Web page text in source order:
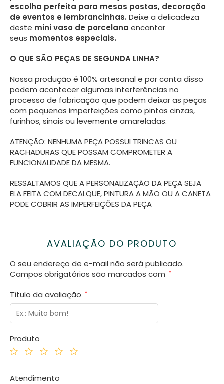
escolha perfeita para mesas postas, decoração
de eventos e lembrancinhas. Deixe a delicadeza
deste mini vaso de porcelana encantar
seus momentos especiais.
O QUE SÃO PEÇAS DE SEGUNDA LINHA?
Nossa produção é 100% artesanal e por conta disso
podem acontecer algumas interferências no
processo de fabricação que podem deixar as peças
com pequenas imperfeições como pintas cinzas,
furinhos, sinais ou levemente amareladas.
ATENÇÃO: NENHUMA PEÇA POSSUI TRINCAS OU
RACHADURAS QUE POSSAM COMPROMETER A
FUNCIONALIDADE DA MESMA.
RESSALTAMOS QUE A PERSONALIZAÇÃO DA PEÇA SEJA
ELA FEITA COM DECALQUE, PINTURA A MÃO OU A CANETA
PODE COBRIR AS IMPERFEIÇÕES DA PEÇA
AVALIAÇÃO DO PRODUTO
O seu endereço de e-mail não será publicado.
Campos obrigatórios são marcados com *
Título da avaliação *
Produto
Atendimento